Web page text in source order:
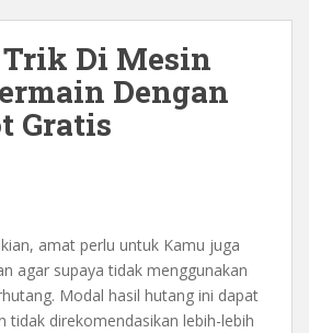
Di Mesin
Dengan
Gratis
amat perlu untuk Kamu juga
agar supaya tidak menggunakan
Modal hasil hutang ini dapat
tidak direkomendasikan lebih-lebih